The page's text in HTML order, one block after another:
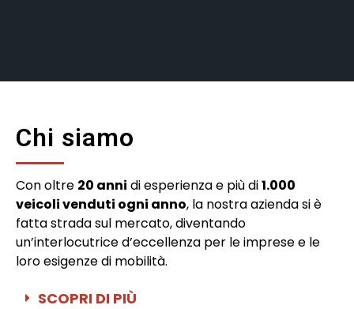
Chi siamo
Con oltre 20 anni di esperienza e più di1.000
veicoli venduti ogni anno, la nostra azienda si è
fatta strada sul mercato, diventando
un’interlocutrice d’eccellenza per le imprese e le
loro esigenze di mobilità.
SCOPRI DI PIÙ